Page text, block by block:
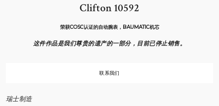
Clifton 10592
荣获COSC认证的自动腕表，BAUMATIC机芯
这件作品是我们尊贵的遗产的一部分，目前已停止销售。
联系我们
瑞士制造